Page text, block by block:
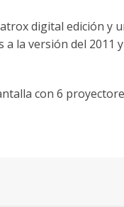
digital edición y
la versión del
con 6